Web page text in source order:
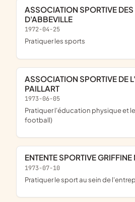
ASSOCIATION SPORTIVE DES ENSEIGNANTS
D'ABBEVILLE
1972-04-25
pratiquer les sports
ASSOCIATION SPORTIVE DE L'IMPRIMERIE
PAILLART
1973-06-05
pratiquer l'éducation physique et les sports (entre autre
football)
ENTENTE SPORTIVE
1973-07-10
pratiquer le sport au sein de